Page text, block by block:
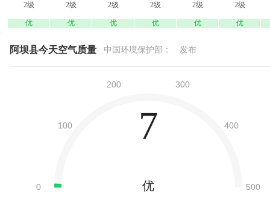
2级
优
2级
优
2级
优
2级
优
2级
优
2级
优
阿坝县今天空气质量 中国环境保护部： 发布
7
优